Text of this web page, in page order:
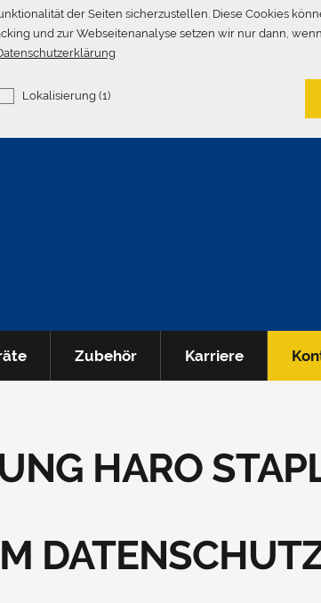
der Seiten sicherzustellen. Diese Cookies
und zur Webseitenanalyse setzen wir nur dann,
Lokalisierung (1)
Zubehör Karriere
HARO